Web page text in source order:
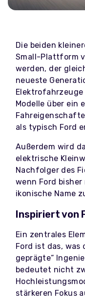
Die beiden
Small-Plattform
werden, der
neueste
Modelle über ein
als typisch Ford
Außerdem wird
elektrische
Nachfolger des
wenn Ford
ikonische Name
Inspiriert von
Ein zentrales
Ford ist das, was
geprägte“
bedeutet nicht
stärkeren Fokus